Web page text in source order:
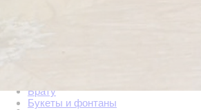
Брату
Букеты и фонтаны